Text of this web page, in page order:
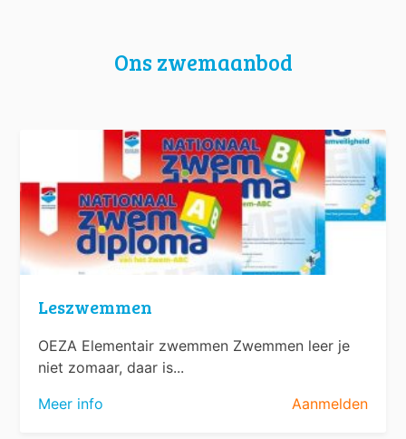
Ons zwemaanbod
Leszwemmen
OEZA Elementair zwemmen Zwemmen leer je
niet zomaar, daar is...
Meer info
Aanmelden